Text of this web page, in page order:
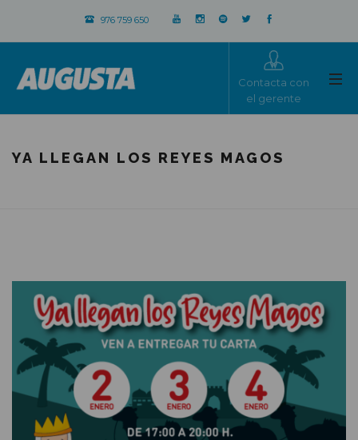
976 759 650
Contacta con
el gerente
YA LLEGAN LOS REYES MAGOS